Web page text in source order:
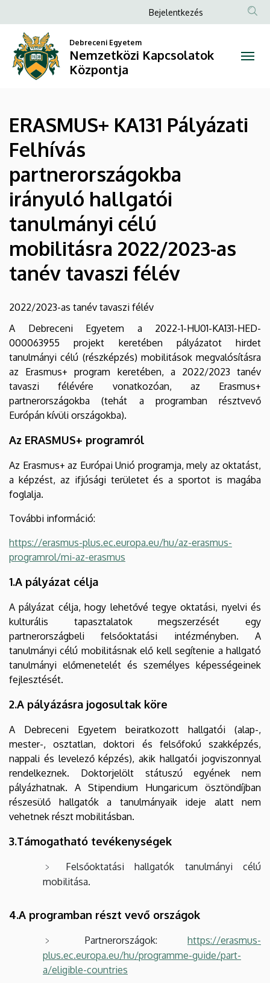
KA131
Pályázati
Felhívás
irányuló
hallgatói
tanulmányi
célú
mobilitásra
2022/2023-
as
tanév
tavaszi
félév
Nemzetközi
Kapcsolatok
Központja
a
tartalomra
Anonim
menüje
Bejelentkezés
Debreceni Egyetem
Nemzetközi Kapcsolatok
Központja
ERASMUS+ KA131 Pályázati
Felhívás
partnerországokba
irányuló hallgatói
tanulmányi célú
mobilitásra 2022/2023-as
tanév tavaszi félév
2022/2023-as tanév tavaszi félév
A Debreceni Egyetem a 2022-1-HU01-KA131-HED-
000063955 projekt keretében pályázatot hirdet
tanulmányi célú (részképzés) mobilitások megvalósításra
az Erasmus+ program keretében, a 2022/2023 tanév
tavaszi félévére vonatkozóan, az Erasmus+
partnerországokba (tehát a programban résztvevő
Európán kívüli országokba).
Az ERASMUS+ programról
Az Erasmus+ az Európai Unió programja, mely az oktatást,
a képzést, az ifjúsági területet és a sportot is magába
foglalja.
További információ:
https://erasmus-plus.ec.europa.eu/hu/az-erasmus-
programrol/mi-az-erasmus
1.A pályázat célja
A pályázat célja, hogy lehetővé tegye oktatási, nyelvi és
kulturális tapasztalatok megszerzését egy
partnerországbeli felsőoktatási intézményben. A
tanulmányi célú mobilitásnak elő kell segítenie a hallgató
tanulmányi előmenetelét és személyes képességeinek
fejlesztését.
2.A pályázásra jogosultak köre
A Debreceni Egyetem beiratkozott hallgatói (alap-,
mester-, osztatlan, doktori és felsőfokú szakképzés,
nappali és levelező képzés), akik hallgatói jogviszonnyal
rendelkeznek. Doktorjelölt státuszú egyének nem
pályázhatnak. A Stipendium Hungaricum ösztöndíjban
részesülő hallgatók a tanulmányaik ideje alatt nem
vehetnek részt mobilitásban.
3.Támogatható tevékenységek
Felsőoktatási hallgatók tanulmányi célú
mobilitása.
4.A programban részt vevő országok
Partnerországok: https://erasmus-
plus.ec.europa.eu/hu/programme-guide/part-
a/eligible-countries